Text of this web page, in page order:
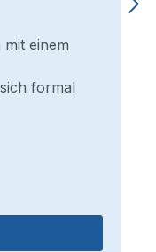
einem
formal